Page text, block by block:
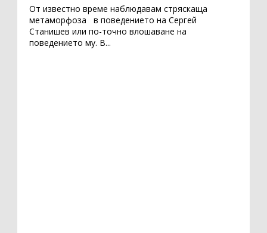
От известно време наблюдавам стряскаща
метаморфоза в поведението на Сергей
Станишев или по-точно влошаване на
поведението му. В...